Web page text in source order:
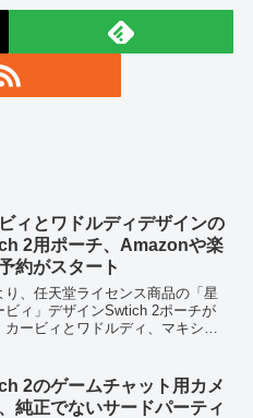
ィとワドルディデザインの
2用ポーチ、Amazonや楽
約がスタート
り、任天堂ライセンス商品の「星
ビィ」デザインSwtich 2ポーチが
カービィとワドルディ、マキシム
や楽天などのショップで予約開
格は4...
2のゲームチャット用カメ
純正でないサードパーティ